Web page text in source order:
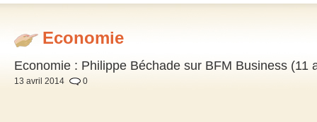
Economie
Economie : Philippe Béchade sur BFM Business (11
13 avril 2014 0